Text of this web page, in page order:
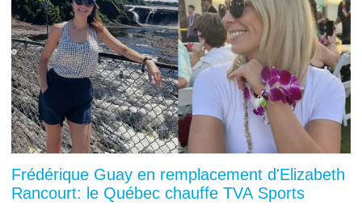
Frédérique Guay en remplacement d'Elizabeth
Rancourt: le Québec chauffe TVA Sports